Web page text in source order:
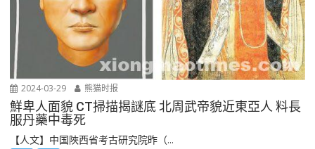
2024-03-29 熊猫时报
鮮卑人面貌 CT掃描揭謎底 北周武帝貌近東亞人 料長
服丹藥中毒死
【人文】中国陜西省考古研究院昨（...